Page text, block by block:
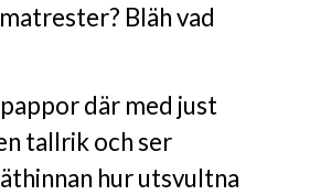
Bläh vad
där med just
tallrik och ser
hur utsvultna